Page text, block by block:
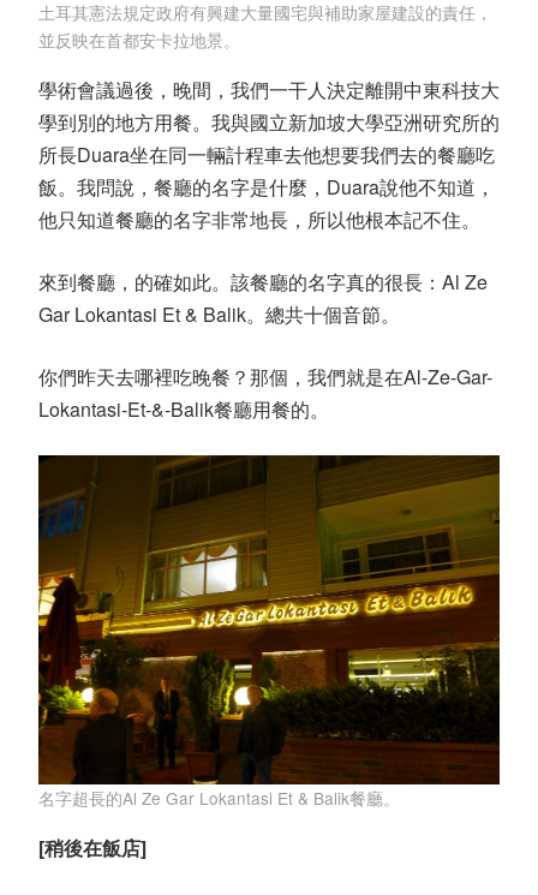
土耳其憲法規定政府有興建大量國宅與補助家屋建設的責任，
並反映在首都安卡拉地景。
學術會議過後，晚間，我們一干人決定離開中東科技大
學到別的地方用餐。我與國立新加坡大學亞洲研究所的
所長Duara坐在同一輛計程車去他想要我們去的餐廳吃
飯。我問說，餐廳的名字是什麼，Duara說他不知道，
他只知道餐廳的名字非常地長，所以他根本記不住。
來到餐廳，的確如此。該餐廳的名字真的很長：Al Ze
Gar Lokantasi Et & Balik。總共十個音節。
你們昨天去哪裡吃晚餐？那個，我們就是在Al-Ze-Gar-
Lokantasi-Et-&-Balik餐廳用餐的。
名字超長的Al Ze Gar Lokantasi Et & Balik餐廳。
[稍後在飯店]